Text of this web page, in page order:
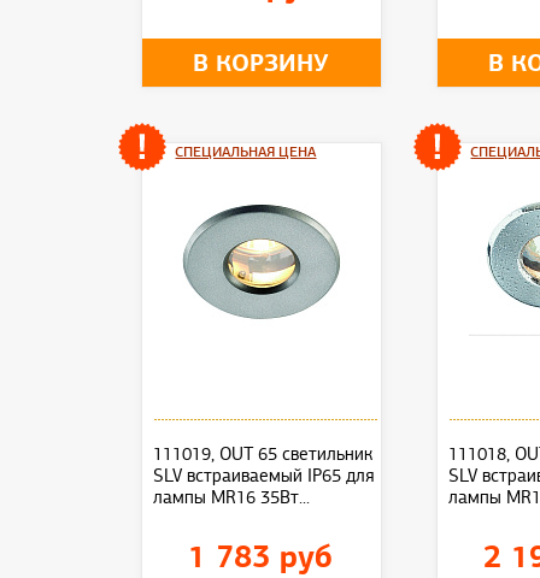
В КОРЗИНУ В
СПЕЦИАЛЬНАЯ ЦЕНА
111019, OUT 65 светильник
SLV встраиваемый IP65 для
лампы MR16 35Вт...
1 783 руб
111018,
SLV
лампы
2